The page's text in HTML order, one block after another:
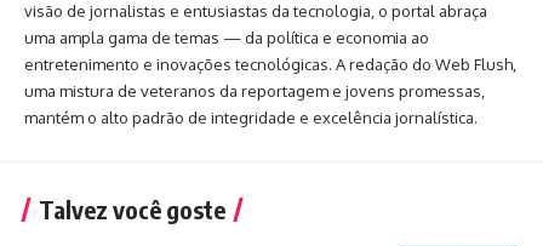
visão de jornalistas e entusiastas da tecnologia, o portal abraça
uma ampla gama de temas — da política e economia ao
entretenimento e inovações tecnológicas. A redação do Web Flush,
uma mistura de veteranos da reportagem e jovens promessas,
mantém o alto padrão de integridade e excelência jornalística.
Talvez você goste